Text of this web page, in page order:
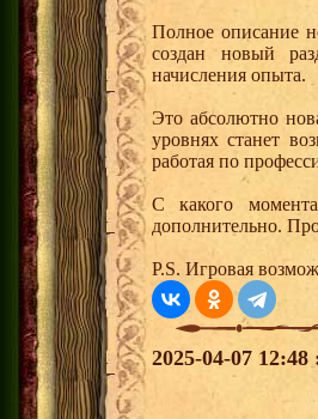
Полное описание
создан новый
начисления опыта.
Это абсолютно
уровнях станет
работая по
С какого
дополнительно.
P.S. Игровая
2025-04-07